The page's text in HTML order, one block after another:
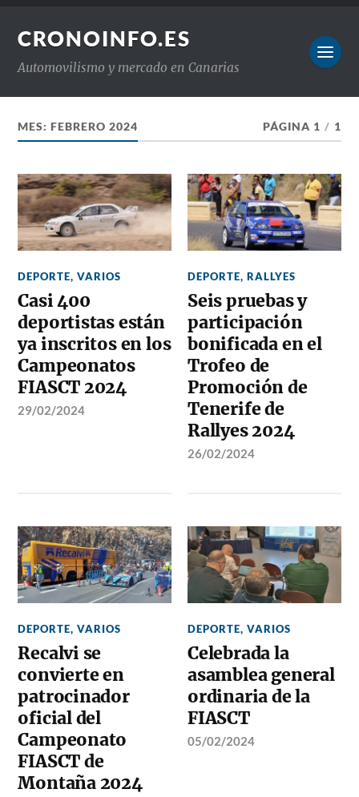
CRONOINFO.ES
Automovilismo y mercado en Canarias
MES:FEBRERO 2024 PÁGINA 1 / 1
DEPORTE,VARIOS
Casi 400
deportistas están
ya inscritos en los
Campeonatos
FIASCT 2024
29/02/2024
DEPORTE,RALLYES
Seis pruebas y
participación
bonificada en el
Trofeo de
Promoción de
Tenerife de
Rallyes 2024
26/02/2024
DEPORTE,VARIOS
Recalvi se
convierte en
patrocinador
oficial del
Campeonato
FIASCT de
Montaña 2024
DEPORTE,VARIOS
Celebrada la
asamblea general
ordinaria de la
FIASCT
05/02/2024